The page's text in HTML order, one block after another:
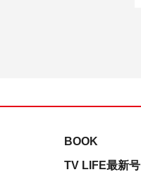
BOOK
TV LIFE最新号